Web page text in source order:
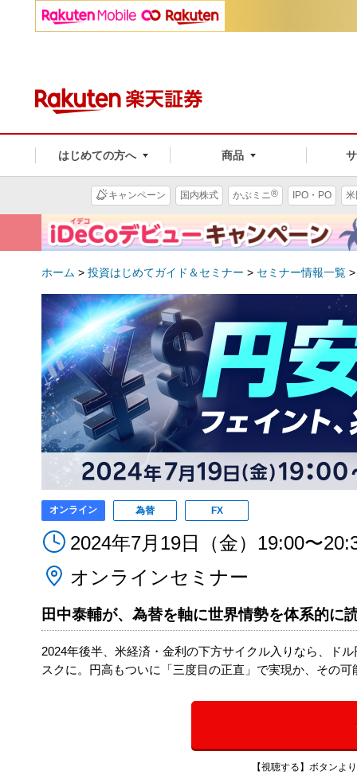
はじめての方へ 商品
キャンペーン 国内株式 かぶミニ® IPO・PO
ホーム > 投資はじめてガイド＆セミナー > セミナー情報一覧
オンライン 為替 FX
2024年7月19日（金）19:00〜
オンラインセミナー
田中泰輔が、為替を軸に世界情勢を体系的に
2024年後半、米経済・金利の下方サイクル入りなら、ド
スクに。円高もついに「三度目の正直」で実現か、その
【視聴する】ボタンよ